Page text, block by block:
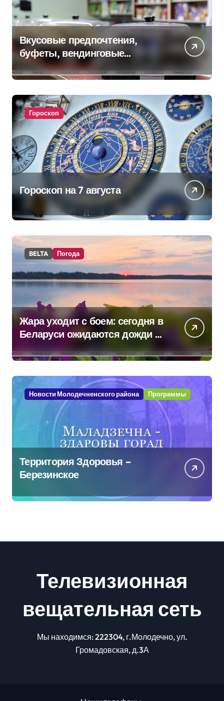
Вкусовые предпочтения,
буфеты, вендинговые
аппараты. Минобразования об
изменениях в школьном
питании
Гороскоп
Гороскоп на 7 августа
BELTA Погода
Жара уходит с боем: сегодня в
Беларуси ожидаются дожди и
грозы
Новости Молодечненского района Программы
Территория Здоровья –
Березинское
Телевизионная
вещательная сеть
Мы находимся: 222304, г.Молодечно, ул.
Громадовская, д.3А